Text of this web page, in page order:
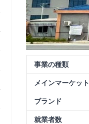
事業の種類
メインマーケット
ブランド
就業者数